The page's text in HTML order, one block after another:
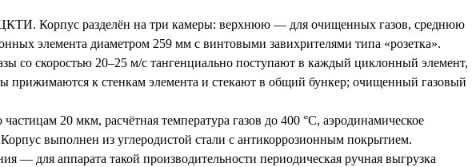
Корпус разделён на три камеры: верхнюю — для очищенных газов, среднюю
элемента диаметром 259 мм с винтовыми завихрителями типа «розетка».
скоростью 20–25 м/с тангенциально поступают в каждый циклонный элемент,
прижимаются к стенкам элемента и стекают в общий бункер; очищенный газовый
20 мкм, расчётная температура газов до 400 °С, аэродинамическое
выполнен из углеродистой стали с антикоррозионным покрытием.
— для аппарата такой производительности периодическая ручная выгрузка